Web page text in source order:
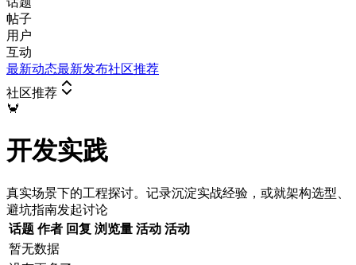
帖子
用户
互动
最新动态最新发布社区推荐
社区推荐
🦀
开发实践
真实场景下的工程探讨。记录沉淀实战经验，或就架构选型、
避坑指南发起讨论
话题 作者 回复 浏览量 活动 活动
暂无数据